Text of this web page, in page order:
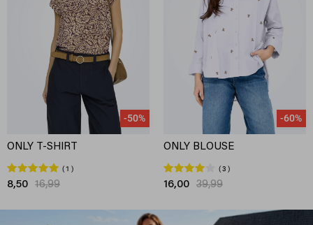
-50%
ONLY T-SHIRT
1
8,50 16,99
-60%
ONLY BLOUSE
3
16,00 39,99